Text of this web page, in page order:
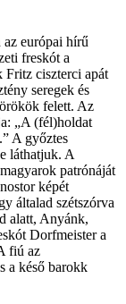
az európai hírű
freskót a
ciszterci apát
seregek és
felett. Az
„A (fél)holdat
A győztes
láthatjuk. A
patrónáját
képét
általad szétszórva
alatt, Anyánk,
Dorfmeister a
fiú az
a késő barokk